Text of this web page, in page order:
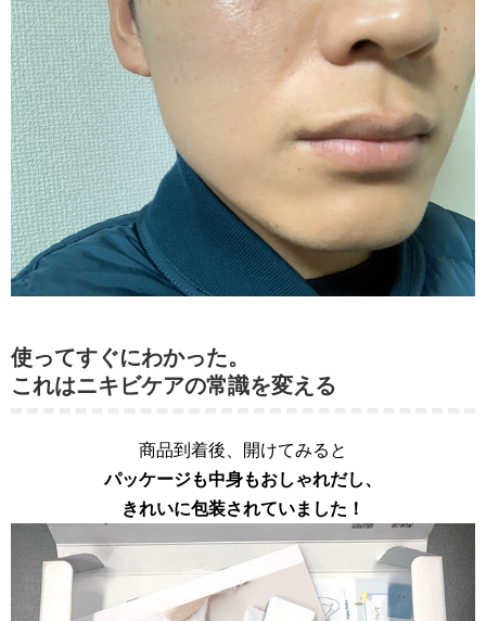
使ってすぐにわかった。
これはニキビケアの常識を変える
商品到着後、開けてみると
パッケージも中身もおしゃれだし、
きれいに包装されていました！